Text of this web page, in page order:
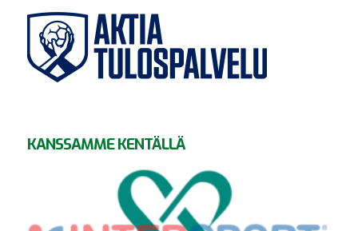
KANSSAMME KENTÄLLÄ